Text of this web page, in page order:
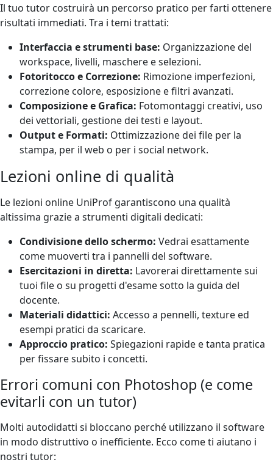
Il tuo tutor costruirà un percorso pratico per farti ottenere
risultati immediati. Tra i temi trattati:
Interfaccia e strumenti base: Organizzazione del
workspace, livelli, maschere e selezioni.
Fotoritocco e Correzione: Rimozione imperfezioni,
correzione colore, esposizione e filtri avanzati.
Composizione e Grafica: Fotomontaggi creativi, uso
dei vettoriali, gestione dei testi e layout.
Output e Formati: Ottimizzazione dei file per la
stampa, per il web o per i social network.
Lezioni online di qualità
Le lezioni online UniProf garantiscono una qualità
altissima grazie a strumenti digitali dedicati:
Condivisione dello schermo: Vedrai esattamente
come muoverti tra i pannelli del software.
Esercitazioni in diretta: Lavorerai direttamente sui
tuoi file o su progetti d'esame sotto la guida del
docente.
Materiali didattici: Accesso a pennelli, texture ed
esempi pratici da scaricare.
Approccio pratico: Spiegazioni rapide e tanta pratica
per fissare subito i concetti.
Errori comuni con Photoshop (e come
evitarli con un tutor)
Molti autodidatti si bloccano perché utilizzano il software
in modo distruttivo o inefficiente. Ecco come ti aiutano i
nostri tutor: